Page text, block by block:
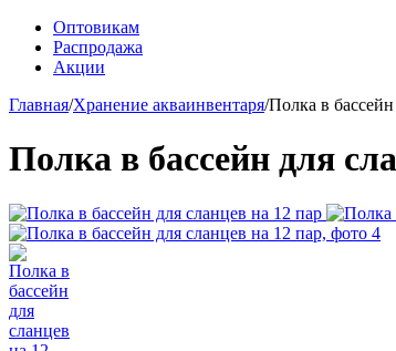
Оптовикам
Распродажа
Акции
Главная/Хранение акваинвентаря/Полка в
Полка в бассейн для